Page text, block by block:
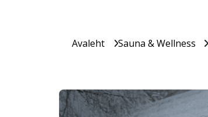
Avaleht Sauna & Wellness